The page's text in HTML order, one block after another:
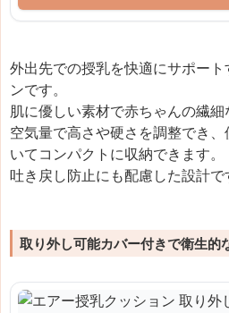
外出先での授乳を快適にサポー
ンです。
肌に優しい素材で赤ちゃんの繊細
空気量で高さや硬さを調整でき
いてコンパクトに収納できます。
吐き戻し防止にも配慮した設計で
取り外し可能カバー付きで衛生的